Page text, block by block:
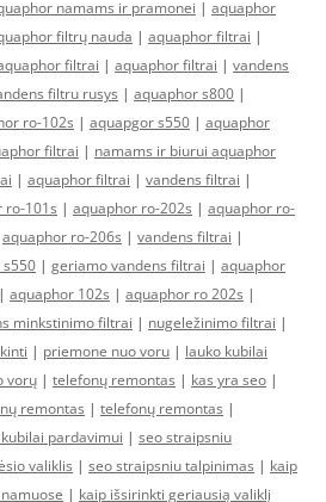
namams ir pramonei | aquaphor
filtrų nauda | aquaphor filtrai |
filtrai | aquaphor filtrai | vandens
filtru rusys | aquaphor s800 |
ro-102s | aquapgor s550 | aquaphor
filtrai | namams ir biurui aquaphor
| aquaphor filtrai | vandens filtrai |
ro-101s | aquaphor ro-202s | aquaphor ro-
aquaphor ro-206s | vandens filtrai |
| geriamo vandens filtrai | aquaphor
| aquaphor 102s | aquaphor ro 202s |
minkstinimo filtrai | nugeležinimo filtrai |
| priemone nuo voru | lauko kubilai
vorų | telefonų remontas | kas yra seo |
remontas | telefonų remontas |
pardavimui | seo straipsniu
valiklis | seo straipsniu talpinimas | kaip
| kaip išsirinkti geriausią valiklį